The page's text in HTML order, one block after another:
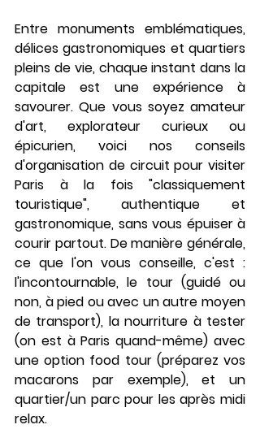
Entre monuments emblématiques,
délices gastronomiques et quartiers
pleins de vie, chaque instant dans la
capitale est une expérience à
savourer. Que vous soyez amateur
d'art, explorateur curieux ou
épicurien, voici nos conseils
d'organisation de circuit pour visiter
Paris à la fois "classiquement
touristique", authentique et
gastronomique, sans vous épuiser à
courir partout. De manière générale,
ce que l'on vous conseille, c'est :
l'incontournable, le tour (guidé ou
non, à pied ou avec un autre moyen
de transport), la nourriture à tester
(on est à Paris quand-même) avec
une option food tour (préparez vos
macarons par exemple), et un
quartier/un parc pour les après midi
relax.